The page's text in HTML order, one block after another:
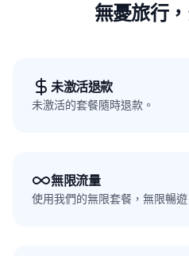
無憂旅行
未激活退款
未激活的套餐隨時退款。
無限流量
使用我們的無限套餐，無限暢遊